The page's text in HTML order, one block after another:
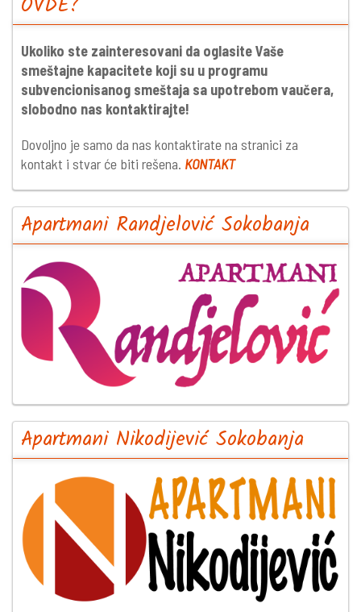
Ukoliko ste zainteresovani da oglasite Vaše
smeštajne kapacitete koji su u programu
subvencionisanog smeštaja sa upotrebom vaučera,
slobodno nas kontaktirajte!
Dovoljno je samo da nas kontaktirate na stranici za
kontakt i stvar će biti rešena. KONTAKT
Apartmani Randjelović Sokobanja
Apartmani Nikodijević Sokobanja